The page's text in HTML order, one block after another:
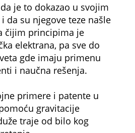
je to dokazao u svojim
da su njegove teze našle
čijim principima je
elektrana, pa sve do
gde imaju primenu
i naučna rešenja.
primere i patente u
gravitacije
traje od bilo kog